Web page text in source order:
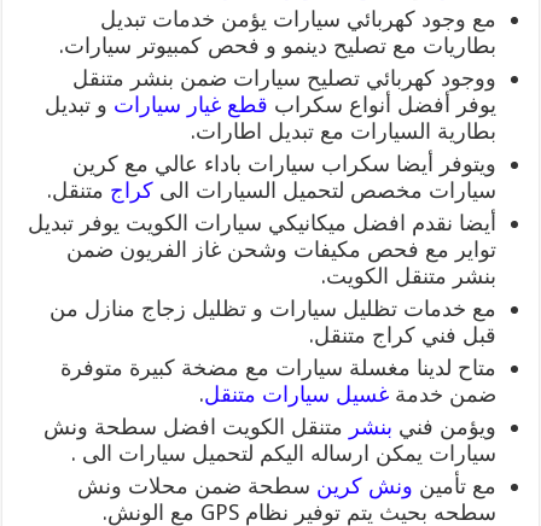
مع وجود كهربائي سيارات يؤمن خدمات تبديل
بطاريات مع تصليح دينمو و فحص كمبيوتر سيارات.
ووجود كهربائي تصليح سيارات ضمن بنشر متنقل
يوفر أفضل أنواع سكراب قطع غيار سيارات و تبديل
بطارية السيارات مع تبديل اطارات.
ويتوفر أيضا سكراب سيارات باداء عالي مع كرين
سيارات مخصص لتحميل السيارات الىكراج متنقل.
أيضا نقدم افضل ميكانيكي سيارات الكويت يوفر تبديل
تواير مع فحص مكيفات وشحن غاز الفريون ضمن
بنشر متنقل الكويت.
مع خدمات تظليل سيارات و تظليل زجاج منازل من
قبل فني كراج متنقل.
متاح لدينا مغسلة سيارات مع مضخة كبيرة متوفرة
ضمن خدمةغسيل سيارات متنقل.
ويؤمن فني بنشر متنقل الكويت افضل سطحة ونش
سيارات يمكن ارساله اليكم لتحميل سيارات الى .
مع تأمين ونش كرين سطحة ضمن محلات ونش
سطحه بحيث يتم توفير نظام GPS مع الونش.